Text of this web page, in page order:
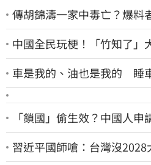
傳胡錦濤一家中毒亡？爆料
中國全民玩梗！「竹知了」
車是我的、油也是我的 睡
「鎖國」偷生效？中國人申
習近平國師嗆：台灣沒